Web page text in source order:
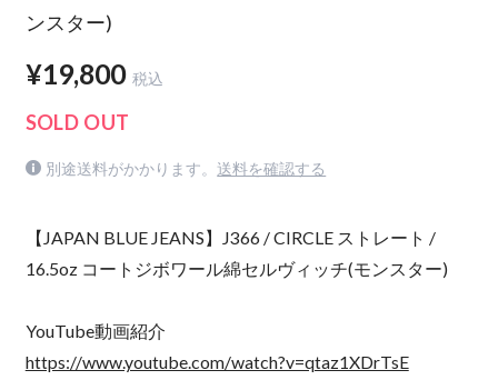
ンスター)
¥19,800 税込
SOLD OUT
別途送料がかかります。 送料を確認する
【JAPAN BLUE JEANS】J366 / CIRCLE ストレート /
16.5oz コートジボワール綿セルヴィッチ(モンスター)
YouTube動画紹介
https://www.youtube.com/watch?v=qtaz1XDrTsE